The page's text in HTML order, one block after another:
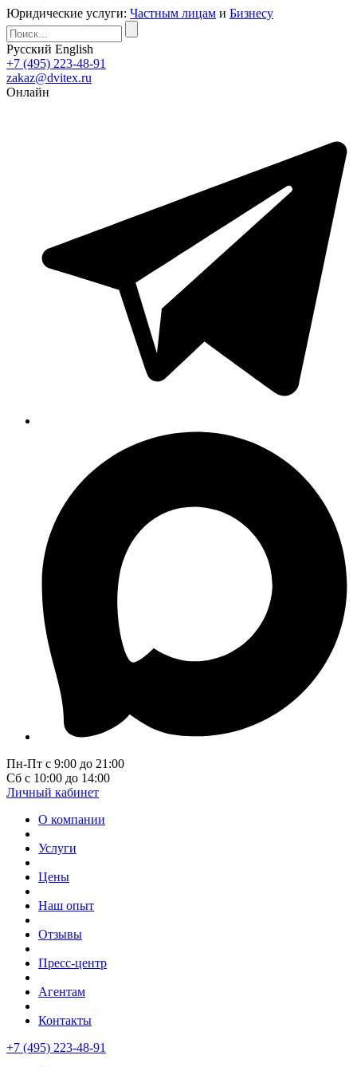
Юридические услуги: Частным лицам и Бизнесу
Русский English
+7 (495) 223-48-91
zakaz@dvitex.ru
Онлайн
Пн-Пт с 9:00 до 21:00
Сб с 10:00 до 14:00
Личный кабинет
О компании
Услуги
Цены
Наш опыт
Отзывы
Пресс-центр
Агентам
Контакты
+7 (495) 223-48-91